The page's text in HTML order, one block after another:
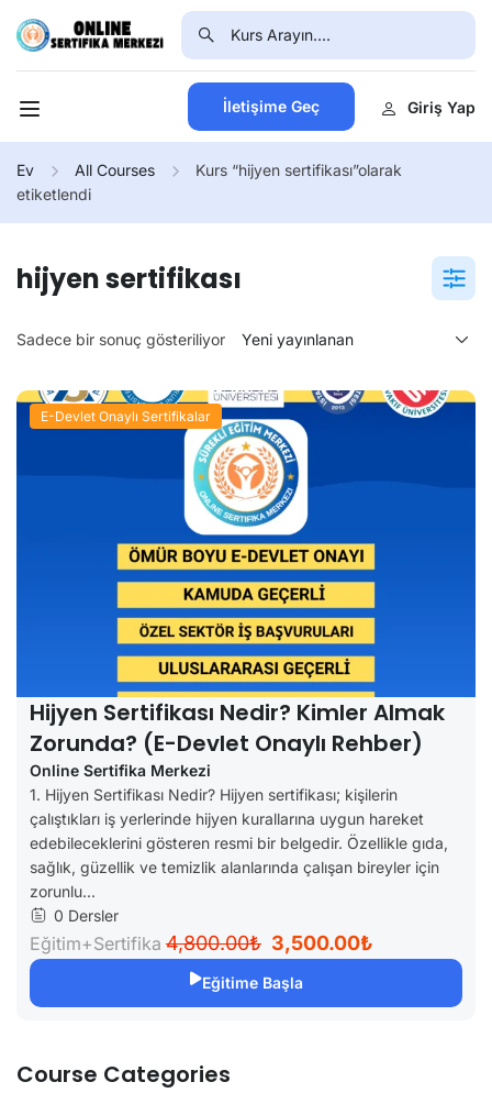
İletişime Geç Giriş Yap
Ev All Courses
Kurs “hijyen sertifikası”olarak
etiketlendi
hijyen sertifikası
Sadece bir sonuç gösteriliyor
E-Devlet Onaylı Sertifikalar
Hijyen Sertifikası Nedir? Kimler Almak
Zorunda? (e-Devlet Onaylı Rehber)
Online Sertifika Merkezi
1. Hijyen Sertifikası Nedir? Hijyen sertifikası; kişilerin
çalıştıkları iş yerlerinde hijyen kurallarına uygun hareket
edebileceklerini gösteren resmi bir belgedir. Özellikle gıda,
sağlık, güzellik ve temizlik alanlarında çalışan bireyler için
zorunlu...
0 Dersler
Eğitim+Sertifika 4,800.00₺ 3,500.00₺
Eğitime Başla
Course Categories